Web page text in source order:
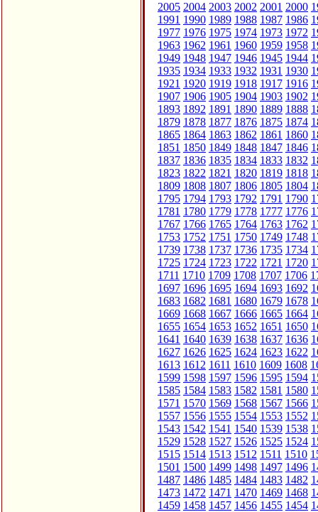
2005 2004 2003 2002 2001 2000
1991 1990 1989 1988 1987 1986
1977 1976 1975 1974 1973 1972
1963 1962 1961 1960 1959 1958
1949 1948 1947 1946 1945 1944
1935 1934 1933 1932 1931 1930
1921 1920 1919 1918 1917 1916
1907 1906 1905 1904 1903 1902
1893 1892 1891 1890 1889 1888
1879 1878 1877 1876 1875 1874
1865 1864 1863 1862 1861 1860
1851 1850 1849 1848 1847 1846
1837 1836 1835 1834 1833 1832
1823 1822 1821 1820 1819 1818
1809 1808 1807 1806 1805 1804
1795 1794 1793 1792 1791 1790
1781 1780 1779 1778 1777 1776
1767 1766 1765 1764 1763 1762
1753 1752 1751 1750 1749 1748
1739 1738 1737 1736 1735 1734
1725 1724 1723 1722 1721 1720
1711 1710 1709 1708 1707 1706
1697 1696 1695 1694 1693 1692
1683 1682 1681 1680 1679 1678
1669 1668 1667 1666 1665 1664
1655 1654 1653 1652 1651 1650
1641 1640 1639 1638 1637 1636
1627 1626 1625 1624 1623 1622
1613 1612 1611 1610 1609 1608
1599 1598 1597 1596 1595 1594
1585 1584 1583 1582 1581 1580
1571 1570 1569 1568 1567 1566
1557 1556 1555 1554 1553 1552
1543 1542 1541 1540 1539 1538
1529 1528 1527 1526 1525 1524
1515 1514 1513 1512 1511 1510
1501 1500 1499 1498 1497 1496
1487 1486 1485 1484 1483 1482
1473 1472 1471 1470 1469 1468
1459 1458 1457 1456 1455 1454